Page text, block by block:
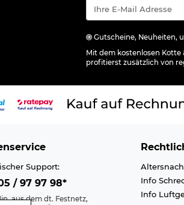
Gutscheine, Neuheiten,
Mit dem kostenlosen
profitierst zusätzlich von
Support:
/ 97 97 98*
aus dem dt. Festnetz,
Info
Info